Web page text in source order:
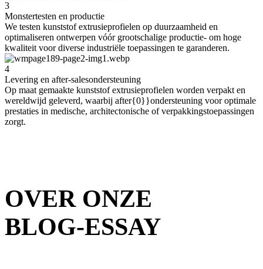
3
Monstertesten en productie
We testen kunststof extrusieprofielen op duurzaamheid en
optimaliseren ontwerpen vóór grootschalige productie- om hoge
kwaliteit voor diverse industriële toepassingen te garanderen.
4
Levering en after-salesondersteuning
Op maat gemaakte kunststof extrusieprofielen worden verpakt en
wereldwijd geleverd, waarbij after{0}}ondersteuning voor optimale
prestaties in medische, architectonische of verpakkingstoepassingen
zorgt.
OVER ONZE
BLOG-ESSAY